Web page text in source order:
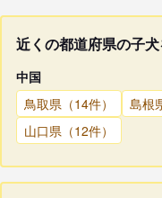
近くの都道府県の子
中国
鳥取県（14件）
島根
山口県（12件）